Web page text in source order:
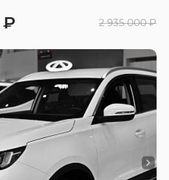
₽ 2 935 000 ₽